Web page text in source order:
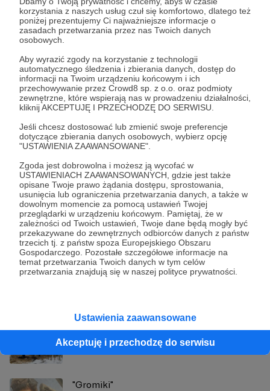
korzystania z naszych usług czuł się komfortowo, dlatego też
poniżej prezentujemy Ci najważniejsze informacje o
zasadach przetwarzania przez nas Twoich danych
osobowych.
Aby wyrazić zgody na korzystanie z technologii
automatycznego śledzenia i zbierania danych, dostęp do
informacji na Twoim urządzeniu końcowym i ich
przechowywanie przez Crowd8 sp. z o.o. oraz podmioty
zewnętrzne, które wspierają nas w prowadzeniu działalności,
kliknij AKCEPTUJĘ I PRZECHODZĘ DO SERWISU.
Jeśli chcesz dostosować lub zmienić swoje preferencje
dotyczące zbierania danych osobowych, wybierz opcję
"USTAWIENIA ZAAWANSOWANE".
Zgoda jest dobrowolna i możesz ją wycofać w
USTAWIENIACH ZAAWANSOWANYCH, gdzie jest także
opisane Twoje prawo żądania dostępu, sprostowania,
usunięcia lub ograniczenia przetwarzania danych, a także w
dowolnym momencie za pomocą ustawień Twojej
przeglądarki w urządzeniu końcowym. Pamiętaj, że w
zależności od Twoich ustawień, Twoje dane będą mogły być
przekazywane do zewnętrznych odbiorców danych z państw
trzecich tj. z państw spoza Europejskiego Obszaru
Gospodarczego. Pozostałe szczegółowe informacje na
temat przetwarzania Twoich danych w tym celów
przetwarzania znajdują się w naszej polityce prywatności.
Ustawienia zaawansowane
Akceptuję i przechodzę do serwisu
Zostań Patronem
Zaloguj się
igor konaszenkow propaganda Kramatorsk
artyleria rakietowa odwet Makiejewka Kreml
Udostępnij
Marcin Ogdowski
Zobacz profil autora
Zmienne
"Gromiki"